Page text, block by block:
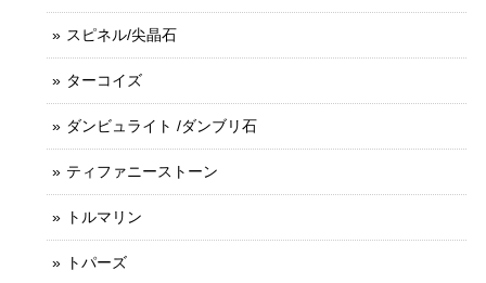
スピネル/尖晶石
ターコイズ
ダンビュライト /ダンブリ石
ティファニーストーン
トルマリン
トパーズ